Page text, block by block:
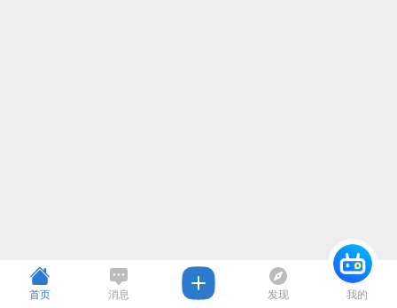
首页 消息 发现 我的